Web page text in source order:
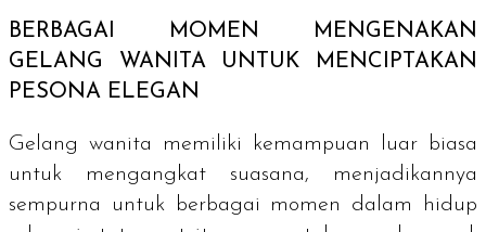
BERBAGAI MOMEN MENGENAKAN
GELANG WANITA UNTUK MENCIPTAKAN
PESONA ELEGAN
Gelang wanita memiliki kemampuan luar biasa
untuk mengangkat suasana, menjadikannya
sempurna untuk berbagai momen dalam hidup